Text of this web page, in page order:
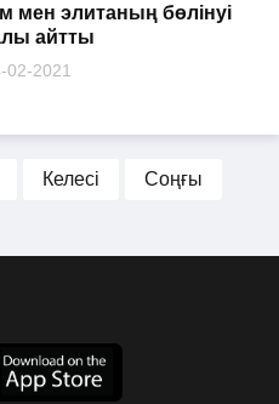
мен элитаның бөлінуі
айтты
02-2021
Келесі Соңғы